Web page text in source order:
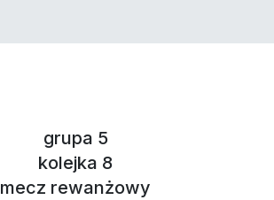
grupa 5
kolejka 8
mecz rewanżowy